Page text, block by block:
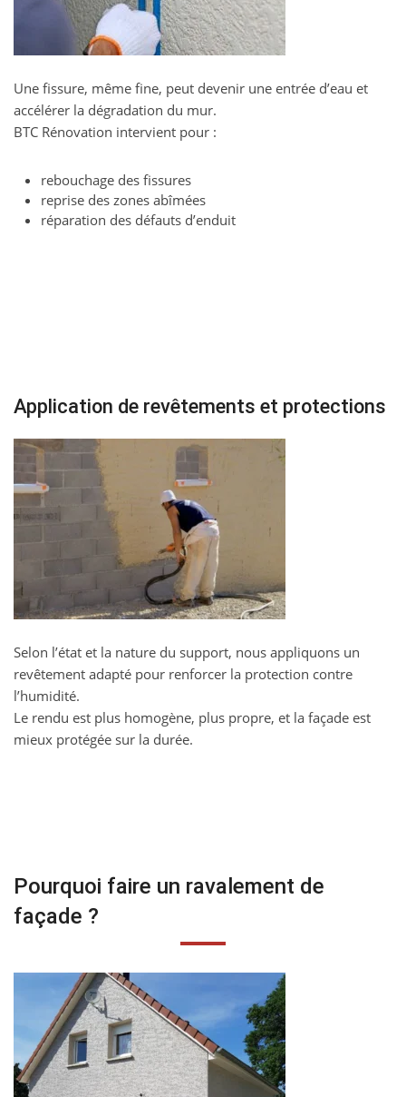
Une fissure, même fine, peut devenir une entrée d’eau et
accélérer la dégradation du mur.
BTC Rénovation intervient pour :
rebouchage des fissures
reprise des zones abîmées
réparation des défauts d’enduit
Application de revêtements et protections
Selon l’état et la nature du support, nous appliquons un
revêtement adapté pour renforcer la protection contre
l’humidité.
Le rendu est plus homogène, plus propre, et la façade est
mieux protégée sur la durée.
Pourquoi faire un ravalement de
façade ?